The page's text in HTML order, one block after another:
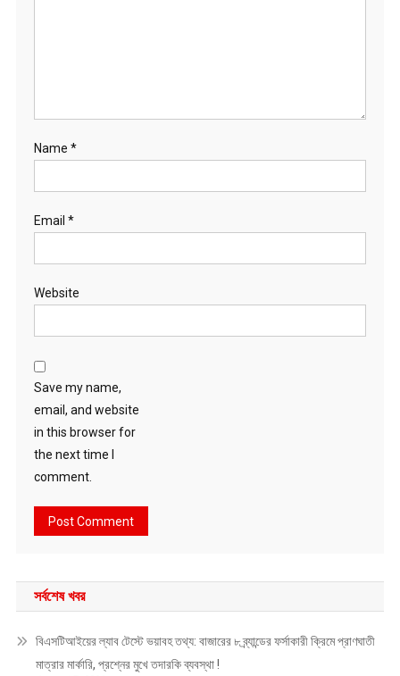
Name *
Email *
Website
Save my name,
email, and website
in this browser for
the next time I
comment.
সর্বশেষ খবর
বিএসটিআইয়ের ল্যাব টেস্টে ভয়াবহ তথ্য: বাজারের ৮ ব্র্যান্ডের ফর্সাকারী ক্রিমে প্রাণঘাতী
মাত্রার মার্কারি, প্রশ্নের মুখে তদারকি ব্যবস্থা !